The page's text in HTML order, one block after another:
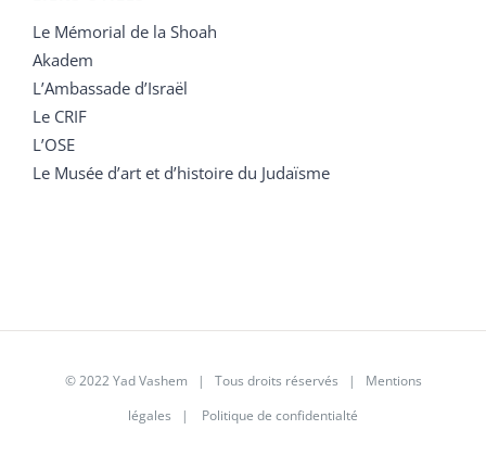
Le Mémorial de la Shoah
Akadem
L’Ambassade d’Israël
Le CRIF
L’OSE
Le Musée d’art et d’histoire du Judaïsme
© 2022 Yad Vashem | Tous droits réservés | Mentions
légales | Politique de confidentialté